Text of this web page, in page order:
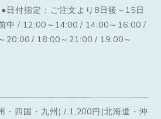
●日付指定：ご注文より8日後～15日
中 / 12:00～14:00 / 14:00～16:00 /
20:00 / 18:00～21:00 / 19:00～
・四国・九州) / 1,200円(北海道・沖